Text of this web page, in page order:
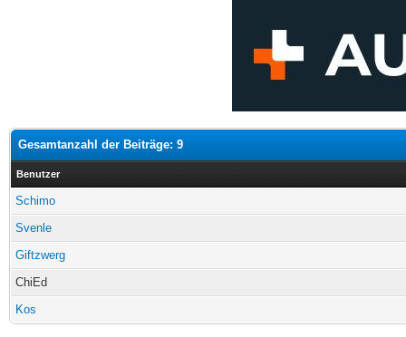
Gesamtanzahl der Beiträge: 9
Benutzer
Schimo
Svenle
Giftzwerg
ChiEd
Kos